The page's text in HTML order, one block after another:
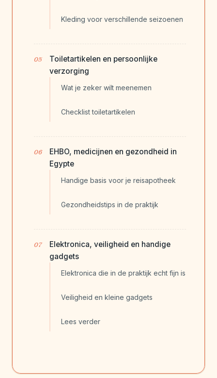
Kleding voor verschillende seizoenen
Toiletartikelen en persoonlijke
verzorging
Wat je zeker wilt meenemen
Checklist toiletartikelen
EHBO, medicijnen en gezondheid in
Egypte
Handige basis voor je reisapotheek
Gezondheidstips in de praktijk
Elektronica, veiligheid en handige
gadgets
Elektronica die in de praktijk echt fijn is
Veiligheid en kleine gadgets
Lees verder